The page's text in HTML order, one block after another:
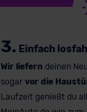
3. Einfach
Wir liefern deinen
sogarvor die
Laufzeit genießt du